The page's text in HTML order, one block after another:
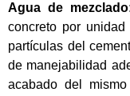
Agua de
concreto por
partículas del
de manejabilidad
acabado del